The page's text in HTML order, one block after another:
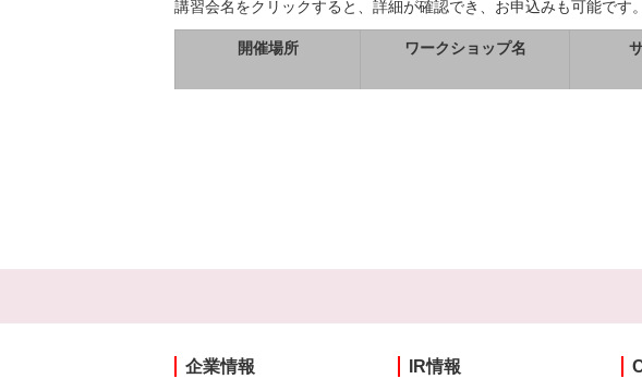
講習会名をクリックすると、詳細が確認でき、お申込みも可能です。
開催場所 ワークショップ名
企業情報 IR情報